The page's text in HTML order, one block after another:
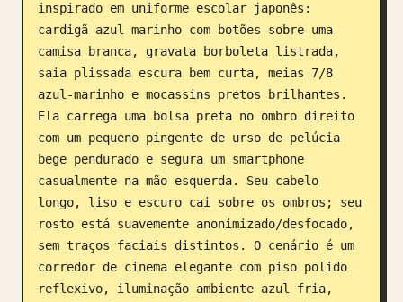
inspirado em uniforme escolar japonês:
cardigã azul-marinho com botões sobre uma
camisa branca, gravata borboleta listrada,
saia plissada escura bem curta, meias 7/8
azul-marinho e mocassins pretos brilhantes.
Ela carrega uma bolsa preta no ombro direito
com um pequeno pingente de urso de pelúcia
bege pendurado e segura um smartphone
casualmente na mão esquerda. Seu cabelo
longo, liso e escuro cai sobre os ombros; seu
rosto está suavemente anonimizado/desfocado,
sem traços faciais distintos. O cenário é um
corredor de cinema elegante com piso polido
reflexivo, iluminação ambiente azul fria,